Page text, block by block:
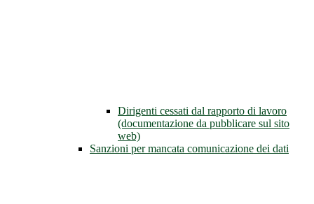
Dirigenti cessati dal rapporto di lavoro
(documentazione da pubblicare sul sito
web)
Sanzioni per mancata comunicazione dei dati